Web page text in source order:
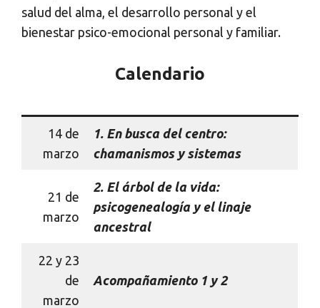
salud del alma, el desarrollo personal y el
bienestar psico-emocional personal y familiar.
Calendario
14 de
marzo
1. En busca del centro:
chamanismos y sistemas
21 de
marzo
2. El árbol de la vida:
psicogenealogía y el linaje
ancestral
22 y 23
de
marzo
Acompañamiento 1 y 2